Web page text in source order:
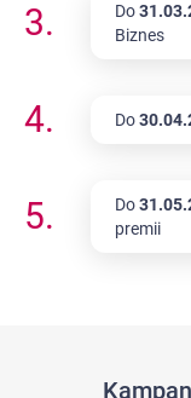
3. Do
Biznes
4. Do
5. Do
premii